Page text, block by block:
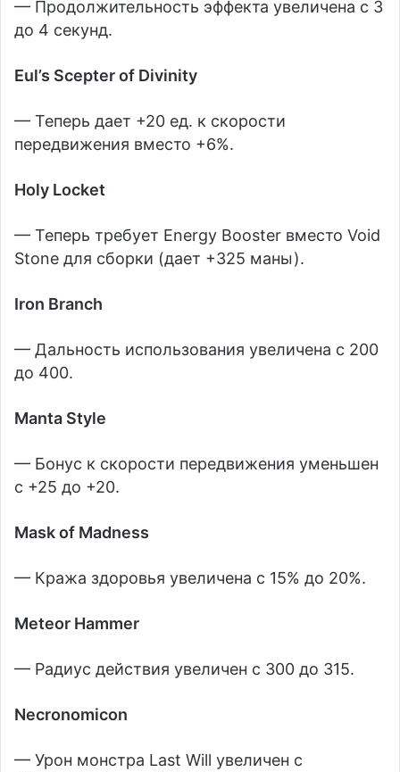
— Продолжительность эффекта увеличена с 3
до 4 секунд.
Eul’s Scepter of Divinity
— Теперь дает +20 ед. к скорости
передвижения вместо +6%.
Holy Locket
— Теперь требует Energy Booster вместо Void
Stone для сборки (дает +325 маны).
Iron Branch
— Дальность использования увеличена с 200
до 400.
Manta Style
— Бонус к скорости передвижения уменьшен
с +25 до +20.
Mask of Madness
— Кража здоровья увеличена с 15% до 20%.
Meteor Hammer
— Радиус действия увеличен с 300 до 315.
Necronomicon
— Урон монстра Last Will увеличен с